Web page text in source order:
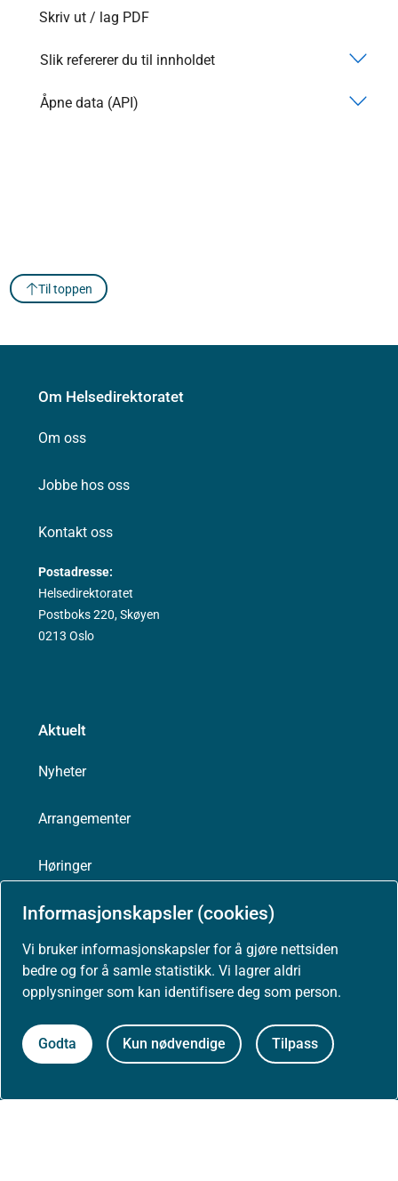
Informasjonskapsler (cookies)
Vi bruker informasjonskapsler for å gjøre nettsiden
bedre og for å samle statistikk. Vi lagrer aldri
opplysninger som kan identifisere deg som person.
Godta Kun nødvendige Tilpass
Skriv ut / lag PDF
Slik refererer du til innholdet
Åpne data (API)
Til toppen
Om Helsedirektoratet
Om oss
Jobbe hos oss
Kontakt oss
Postadresse:
Helsedirektoratet
Postboks 220, Skøyen
0213 Oslo
Aktuelt
Nyheter
Arrangementer
Høringer
Presse
Personvernerklæring
Tilgjengelighetserklæring (uustatus.no)